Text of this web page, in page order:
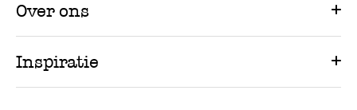
Over ons
Inspiratie